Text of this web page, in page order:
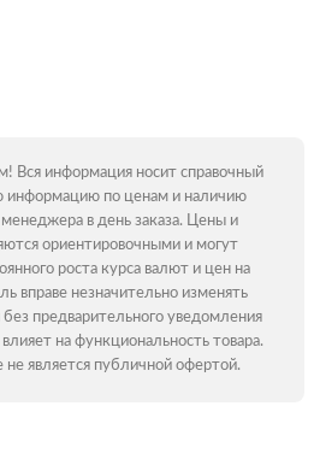
Вся информация носит справочный
информацию по ценам и наличию
в день заказа. Цены и
ориентировочными и могут
роста курса валют и цен на
вправе незначительно изменять
предварительного уведомления
на функциональность товара.
не является публичной офертой.